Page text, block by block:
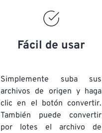
Fácil de usar
Simplemente suba sus
archivos de origen y haga
clic en el botón convertir.
También puede convertir
por lotesel archivo de